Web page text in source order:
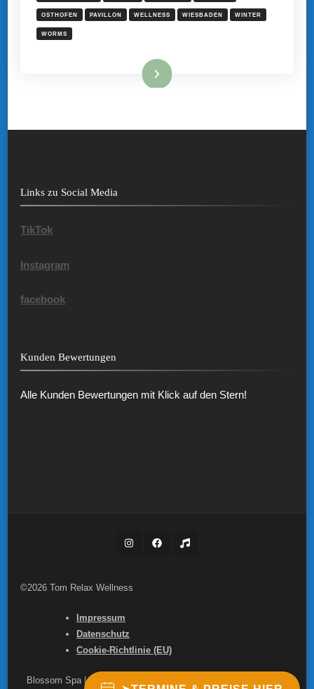
OSTHOFEN PAVILLON WELLNESS WIESBADEN WINTER
WORMS
Mehr hier ...
Links zu Social Media
TikTok
Instagram
facebook
Kunden Bewertungen
Alle Kunden Bewertungen mit Klick auf den Stern!
©2026 Tom Relax Wellness
Impressum
Datenschutz
Cookie-Richtlinie (EU)
Blossom Spa | Entwickelt von